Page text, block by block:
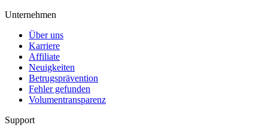
Unternehmen
Über uns
Karriere
Affiliate
Neuigkeiten
Betrugsprävention
Fehler gefunden
Volumentransparenz
Support